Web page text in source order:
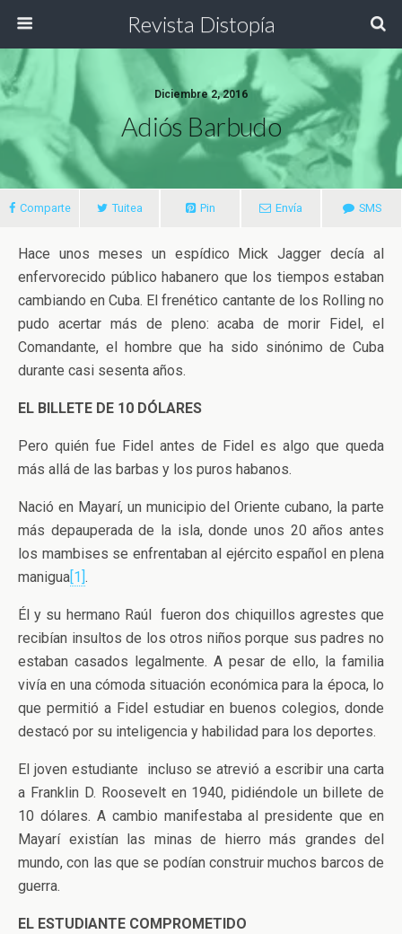
Revista Distopía
Diciembre 2, 2016
Adiós Barbudo
Comparte Tuitea Pin Envía SMS
Hace unos meses un espídico Mick Jagger decía al
enfervorecido público habanero que los tiempos estaban
cambiando en Cuba. El frenético cantante de los Rolling no
pudo acertar más de pleno: acaba de morir Fidel, el
Comandante, el hombre que ha sido sinónimo de Cuba
durante casi sesenta años.
EL BILLETE DE 10 DÓLARES
Pero quién fue Fidel antes de Fidel es algo que queda
más allá de las barbas y los puros habanos.
Nació en Mayarí, un municipio del Oriente cubano, la parte
más depauperada de la isla, donde unos 20 años antes
los mambises se enfrentaban al ejército español en plena
manigua[1].
Él y su hermano Raúl fueron dos chiquillos agrestes que
recibían insultos de los otros niños porque sus padres no
estaban casados legalmente. A pesar de ello, la familia
vivía en una cómoda situación económica para la época, lo
que permitió a Fidel estudiar en buenos colegios, donde
destacó por su inteligencia y habilidad para los deportes.
El joven estudiante incluso se atrevió a escribir una carta
a Franklin D. Roosevelt en 1940, pidiéndole un billete de
10 dólares. A cambio manifestaba al presidente que en
Mayarí existían las minas de hierro más grandes del
mundo, con las que se podían construir muchos barcos de
guerra.
EL ESTUDIANTE COMPROMETIDO